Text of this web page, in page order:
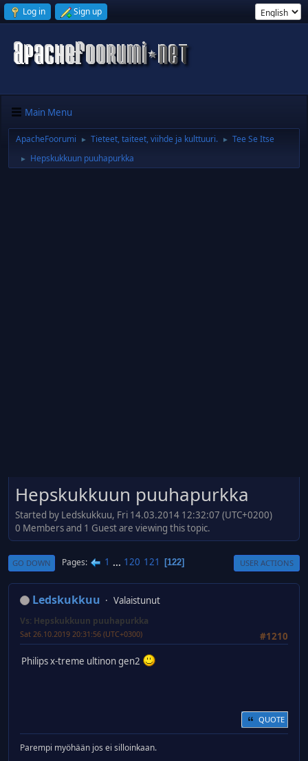
Log in Sign up
Main Menu
ApacheFoorumi ► Tieteet, taiteet, viihde ja kulttuuri. ► Tee Se Itse
► Hepskukkuun puuhapurkka
Hepskukkuun puuhapurkka
Started by Ledskukkuu, Fri 14.03.2014 12:32:07 (UTC+0200)
0 Members and 1 Guest are viewing this topic.
GO DOWN Pages 1 ... 120 121 122 USER ACTIONS
Ledskukkuu Valaistunut
Vs: Hepskukkuun puuhapurkka
#1210
Sat 26.10.2019 20:31:56 (UTC+0300)
Philips x-treme ultinon gen2
QUOTE
Parempi myöhään jos ei silloinkaan.